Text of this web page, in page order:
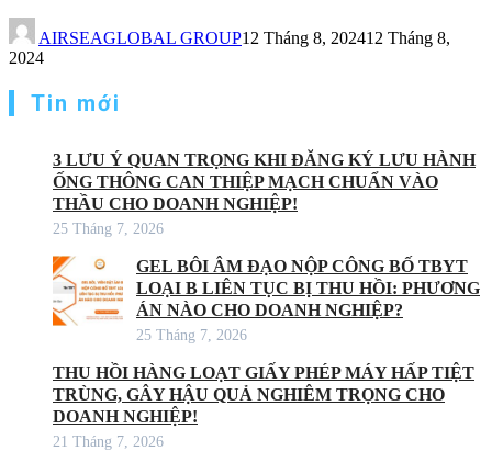
AIRSEAGLOBAL GROUP12 Tháng 8, 202412 Tháng 8,
2024
Tin mới
3 LƯU Ý QUAN TRỌNG KHI ĐĂNG KÝ LƯU HÀNH
ỐNG THÔNG CAN THIỆP MẠCH CHUẨN VÀO
THẦU CHO DOANH NGHIỆP!
25 Tháng 7, 2026
GEL BÔI ÂM ĐẠO NỘP CÔNG BỐ TBYT
LOẠI B LIÊN TỤC BỊ THU HỒI: PHƯƠNG
ÁN NÀO CHO DOANH NGHIỆP?
25 Tháng 7, 2026
THU HỒI HÀNG LOẠT GIẤY PHÉP MÁY HẤP TIỆT
TRÙNG, GÂY HẬU QUẢ NGHIÊM TRỌNG CHO
DOANH NGHIỆP!
21 Tháng 7, 2026